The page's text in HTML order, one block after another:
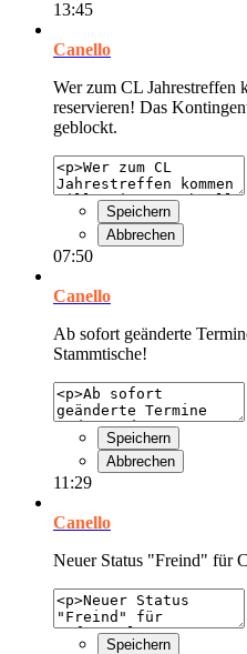
13:45
Canello
Wer zum CL Jahrestreffen
reservieren! Das
geblockt.
Speichern
Abbrechen
07:50
Canello
Ab sofort geänderte
Stammtische!
Speichern
Abbrechen
11:29
Canello
Neuer Status "Freind" für
Speichern